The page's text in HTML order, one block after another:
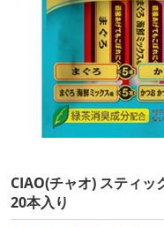
CIAO(チャオ) スティッ
20本入り